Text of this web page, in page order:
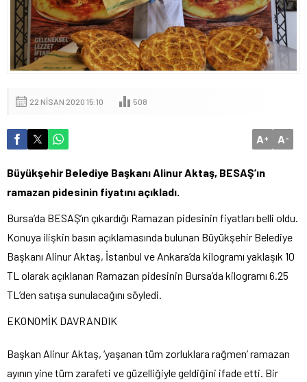
22 NISAN 2020 15:10 508
A+ A-
Büyükşehir Belediye Başkanı Alinur Aktaş, BESAŞ’ın
ramazan pidesinin fiyatını açıkladı.
Bursa’da BESAŞ’ın çıkardığı Ramazan pidesinin fiyatları belli oldu.
Konuya ilişkin basın açıklamasında bulunan Büyükşehir Belediye
Başkanı Alinur Aktaş, İstanbul ve Ankara’da kilogramı yaklaşık 10
TL olarak açıklanan Ramazan pidesinin Bursa’da kilogramı 6.25
TL’den satışa sunulacağını söyledi.
EKONOMİK DAVRANDIK
Başkan Alinur Aktaş, ‘yaşanan tüm zorluklara rağmen’ ramazan
ayının yine tüm zarafeti ve güzelliğiyle geldiğini ifade etti. Bir